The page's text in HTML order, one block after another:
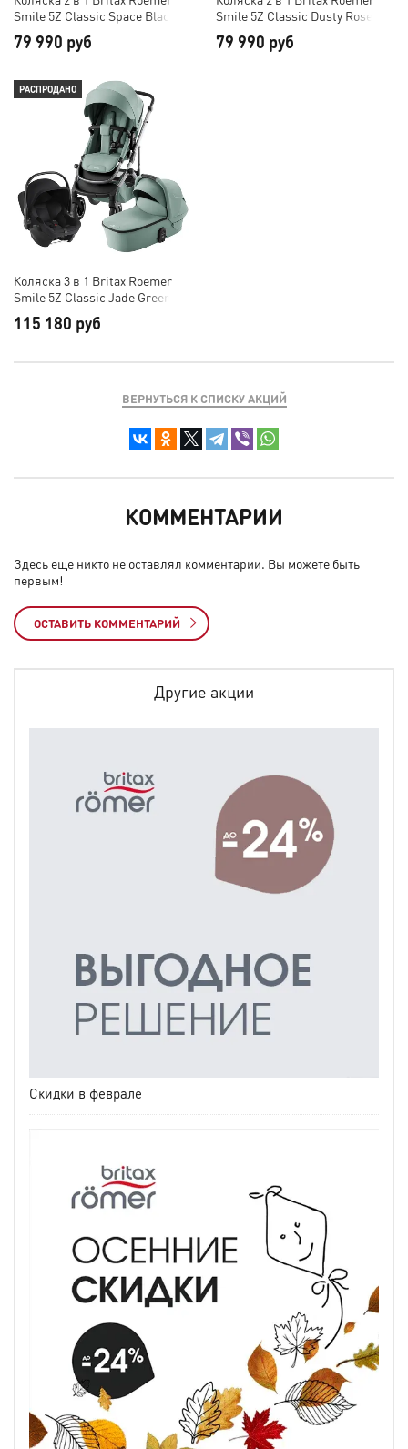
Smile 5Z Classic Space Black
79 990 руб
Smile 5Z Classic Dusty Rose
79 990 руб
РАСПРОДАНО
Коляска 3 в 1 Britax Roemer
Smile 5Z Classic Jade Green
115 180 руб
ВЕРНУТЬСЯ К СПИСКУ АКЦИЙ
КОММЕНТАРИИ
Здесь еще никто не оставлял комментарии. Вы можете быть
первым!
ОСТАВИТЬ КОММЕНТАРИЙ
Другие акции
Скидки в феврале